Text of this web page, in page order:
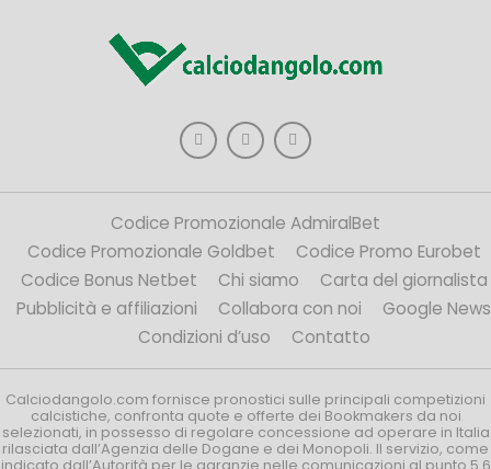
Codice Promozionale AdmiralBet
Codice Promozionale Goldbet
Codice Promo Eurobet
Codice Bonus Netbet
Chi siamo
Carta del giornalista
Pubblicità e affiliazioni
Collabora con noi
Google News
Condizioni d’uso
Contatto
Calciodangolo.com fornisce pronostici sulle principali competizioni
calcistiche, confronta quote e offerte dei Bookmakers da noi
selezionati, in possesso di regolare concessione ad operare in Italia
rilasciata dall’Agenzia delle Dogane e dei Monopoli. Il servizio, come
indicato dall’Autorità per le garanzie nelle comunicazioni al punto 5.6